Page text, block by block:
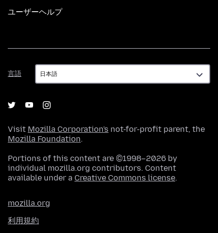
ユーザーヘルプ
言語
言
語
Visit Mozilla Corporation's not-for-profit parent, the
Mozilla Foundation.
Portions of this content are ©1998–2026 by
individual mozilla.org contributors. Content
available under a Creative Commons license.
mozilla.org
利用規約